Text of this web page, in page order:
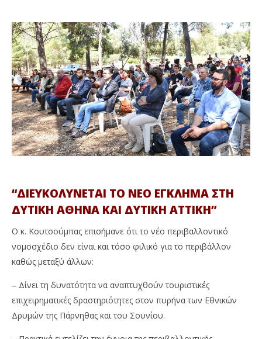
“ΔΙΕΥΚΟΛΥΝΕΤΑΙ ΤΟ ΝΕΟ ΕΓΚΛΗΜΑ ΣΤΗ
ΔΥΤΙΚΗ ΑΘΗΝΑ ΚΑΙ ΔΥΤΙΚΗ ΑΤΤΙΚΗ”
Ο κ. Κουτσούμπας επισήμανε ότι το νέο περιβαλλοντικό
νομοσχέδιο δεν είναι και τόσο φιλικό για το περιβάλλον
καθώς μεταξύ άλλων:
– Δίνει τη δυνατότητα να αναπτυχθούν τουριστικές
επιχειρηματικές δραστηριότητες στον πυρήνα των Εθνικών
Δρυμών της Πάρνηθας και του Σουνίου.